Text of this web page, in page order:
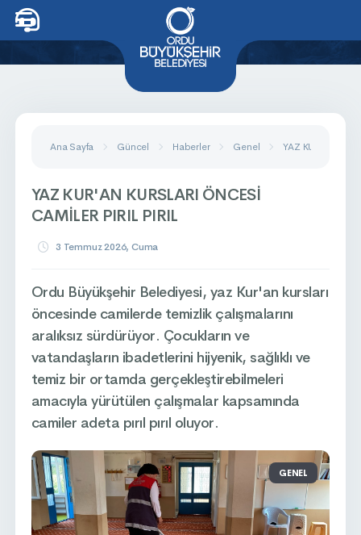
Ana Sayfa Güncel Haberler Genel YAZ KUR'AN
YAZ KUR'AN KURSLARI ÖNCESİ
CAMİLER PIRIL PIRIL
3 Temmuz 2026, Cuma
Ordu Büyükşehir Belediyesi, yaz Kur'an kursları
öncesinde camilerde temizlik çalışmalarını
aralıksız sürdürüyor. Çocukların ve
vatandaşların ibadetlerini hijyenik, sağlıklı ve
temiz bir ortamda gerçekleştirebilmeleri
amacıyla yürütülen çalışmalar kapsamında
camiler adeta pırıl pırıl oluyor.
GENEL